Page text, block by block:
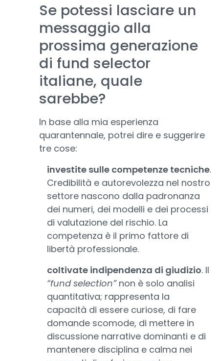
Se potessi lasciare un
messaggio alla
prossima generazione
di fund selector
italiane, quale
sarebbe?
In base alla mia esperienza
quarantennale, potrei dire e suggerire
tre cose:
investite sulle competenze tecniche.
Credibilità e autorevolezza nel nostro
settore nascono dalla padronanza
dei numeri, dei modelli e dei processi
di valutazione del rischio. La
competenza è il primo fattore di
libertà professionale.
coltivate indipendenza di giudizio. Il
“fund selection”non è solo analisi
quantitativa; rappresenta la
capacità di essere curiose, di fare
domande scomode, di mettere in
discussione narrative dominanti e di
mantenere disciplina e calma nei